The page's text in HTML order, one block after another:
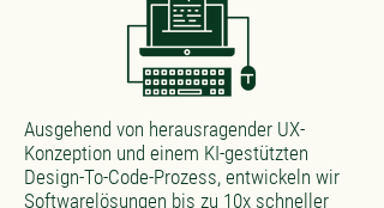
Ausgehend von herausragender UX-
Konzeption und einem KI-gestützten
Design-To-Code-Prozess, entwickeln wir
Softwarelösungen bis zu 10x schneller